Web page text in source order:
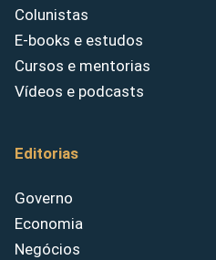
Colunistas
E-books e estudos
Cursos e mentorias
Vídeos e podcasts
Editorias
Governo
Economia
Negócios